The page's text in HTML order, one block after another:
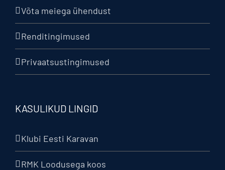
Võta meiega ühendust
Renditingimused
Privaatsustingimused
KASULIKUD LINGID
Klubi Eesti Karavan
RMK Loodusega koos